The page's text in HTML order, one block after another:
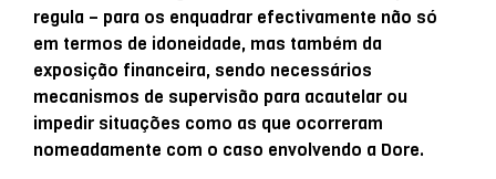
regula – para os enquadrar efectivamente não só
em termos de idoneidade, mas também da
exposição financeira, sendo necessários
mecanismos de supervisão para acautelar ou
impedir situações como as que ocorreram
nomeadamente com o caso envolvendo a Dore.